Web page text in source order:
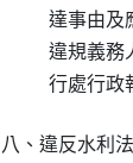
達事
違規
行處行
八、違反水利